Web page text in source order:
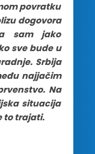
povratku
dogovora
sam jako
sve bude u
Srbija
najjačim
Na
situacija
to trajati.